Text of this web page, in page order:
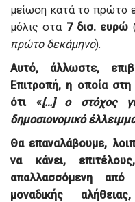
μείωση κατά το πρώτο
μόλις στα 7 δισ. ευρώ
πρώτο δεκάμηνο).
Αυτό, άλλωστε,
Επιτροπή, η οποία
ότι «[…] ο στόχος
δημοσιονομικό
Θα επαναλάβουμε,
να κάνει,
απαλλασσόμενη
μοναδικής